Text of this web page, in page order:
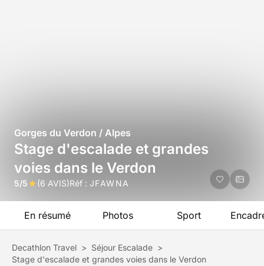
Gorges du Verdon / Alpes
Stage d'escalade et grandes
voies dans le Verdon
5/5 (6 AVIS)Réf : JFAWNA
En résumé Photos Sport
Decathlon Travel > Séjour Escalade >
Stage d'escalade et grandes voies dans le Verdon